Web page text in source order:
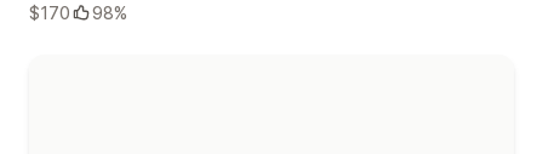
$170
98%